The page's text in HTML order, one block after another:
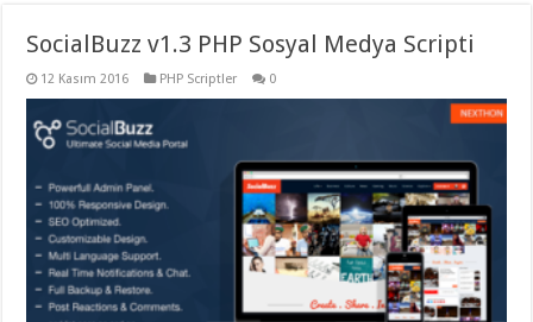
organizasyon ,
evden
taşımacılık,
evden
gaziantep
evden
taşımacılık,
evden
taşımacılık,
gaziantep
SocialBuzz v1.3 PHP Sosyal Medya Scripti
12 Kasım 2016 PHP Scriptler 0